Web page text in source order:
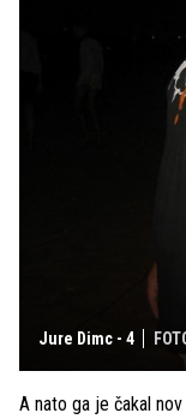
Jure Dimc - 4
A nato ga je čakal